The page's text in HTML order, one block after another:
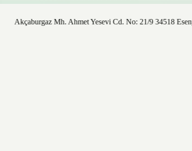
Akçaburgaz Mh. Ahmet Yesevi Cd. No: 21/9 34518